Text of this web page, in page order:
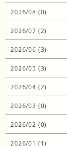
2026/08 (0)
2026/07 (2)
2026/06 (3)
2026/05 (3)
2026/04 (2)
2026/03 (0)
2026/02 (0)
2026/01 (1)